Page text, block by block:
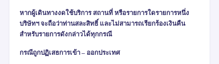
หากผู้เดินทางงดใช้บริการ สถานที่ หรือรายการใดรายการหนึ่ง
บริษัทฯ จะถือว่าท่านสละสิทธิ์ และไม่สามารถเรียกร้องเงินคืน
สำหรับรายการดังกล่าวได้ทุกกรณี
กรณีถูกปฏิเสธการเข้า – ออกประเทศ